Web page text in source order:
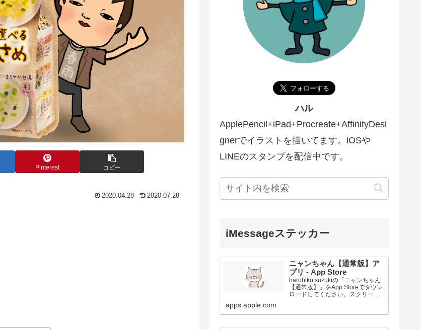
Pinterest コピー
2020.04.28 2020.07.28
ハル
ApplePencil+iPad+Procreate+AffinityDesi
gnerでイラストを描いてます。iOSや
LINEのスタンプを配信中です。
iMessageステッカー
ニャンちゃん【通常版】ア
プリ - App Store
haruhiko suzukiの「ニャンちゃん
【通常版】」をApp Storeでダウン
ロードしてください。スクリーン
常版】」に似たゲームを見ること
apps.apple.com